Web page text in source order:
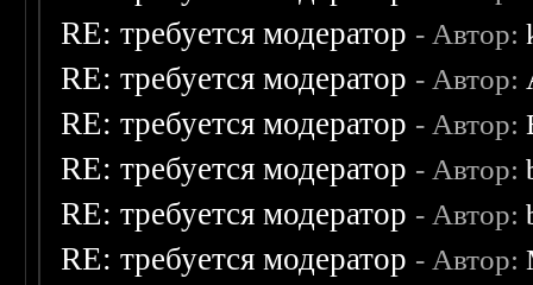
RE: требуется модератор - Автор:
RE: требуется модератор - Автор:
RE: требуется модератор - Автор:
RE: требуется модератор - Автор:
RE: требуется модератор - Автор:
RE: требуется модератор - Автор: